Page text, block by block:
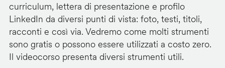
curriculum, lettera di presentazione e profilo
LinkedIn da diversi punti di vista: foto, testi, titoli,
racconti e così via. Vedremo come molti strumenti
sono gratis o possono essere utilizzati a costo zero.
Il videocorso presenta diversi strumenti utili.